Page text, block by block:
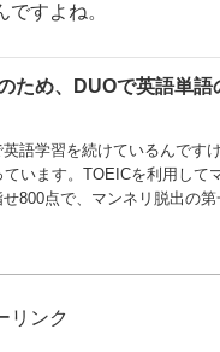
すよね。
ため、DUOで英語単語
語学習を続けているんです
います。TOEICを利用して
800点で、マンネリ脱出の
リンク